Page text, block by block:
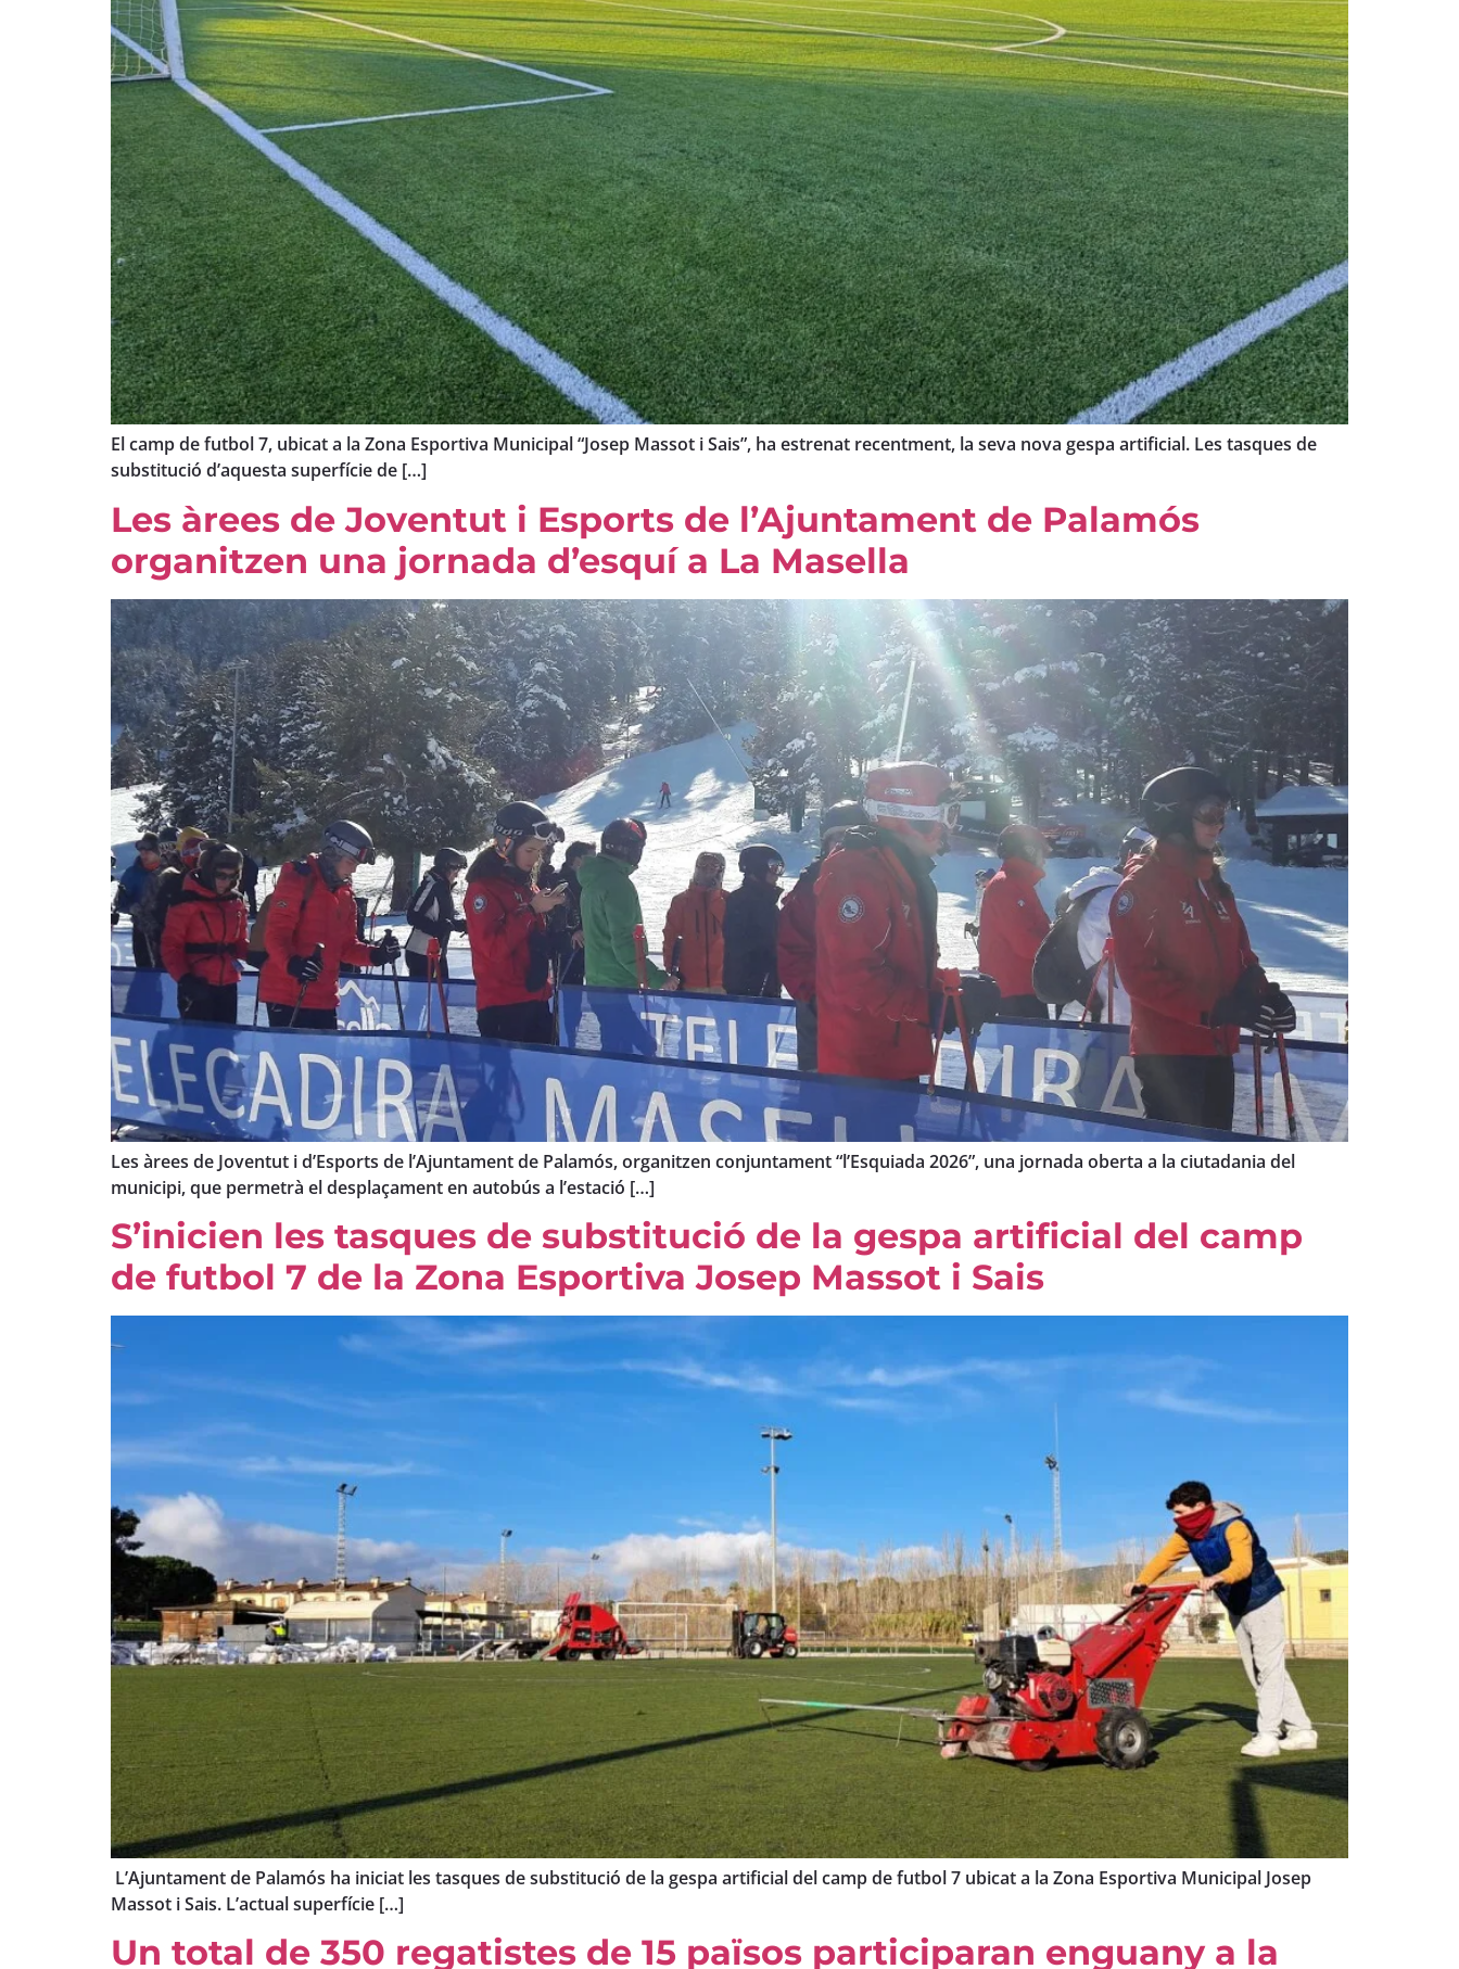
El camp de futbol 7, ubicat a la Zona Esportiva Municipal “Josep Massot i Sais”, ha estrenat recentment, la seva nova gespa artificial. Les tasques de
substitució d’aquesta superfície de […]
Les àrees de Joventut i Esports de l’Ajuntament de Palamós
organitzen una jornada d’esquí a La Masella
Les àrees de Joventut i d’Esports de l’Ajuntament de Palamós, organitzen conjuntament “l’Esquiada 2026”, una jornada oberta a la ciutadania del
municipi, que permetrà el desplaçament en autobús a l’estació […]
S’inicien les tasques de substitució de la gespa artificial del camp
de futbol 7 de la Zona Esportiva Josep Massot i Sais
L’Ajuntament de Palamós ha iniciat les tasques de substitució de la gespa artificial del camp de futbol 7 ubicat a la Zona Esportiva Municipal Josep
Massot i Sais. L’actual superfície […]
Un total de 350 regatistes de 15 països participaran enguany a la